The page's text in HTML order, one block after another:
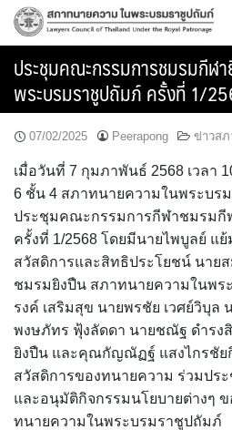
Skip
ประชุมคณะกรรมการชมรมกีฬ
พระบรมราชูปถัมภ์ ครั้งที่ 1/
07/02/2025 Peerapong ข่าวส
เมื่อวันที่ 7 กุมภาพันธ์ 2568 เวลา
6 ชั้น 4 สภาทนายความในพระบร
ประชุมคณะกรรมการกีฬาชมรมกี
ครั้งที่ 1/2568 โดยมีนายไพบูลย์ แ
สวัสดิการและสิทธิประโยชน์ นาย
ชมรมยิงปืน สภาทนายความในพร
รงค์ เสริมสุข นายพรชัย เวศย์วิบุล
พงษภัทร ฟุ้งลัดดา นายชณัฐ ดำรง
ยิงปืน และคุณกัญณัฏฐ์ แสงไกรชัย
สวัสดิการของทนายความ ร่วมปร
และอนุมัติกิจกรรมนโยบายต่างๆ
ทนายความในพระบรมราชูปถัมภ์